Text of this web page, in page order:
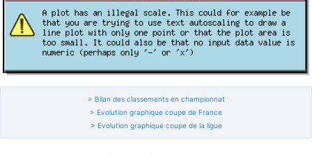
> Bilan des classements en championnat
> Evolution graphique coupe de France
> Evolution graphique coupe de la ligue